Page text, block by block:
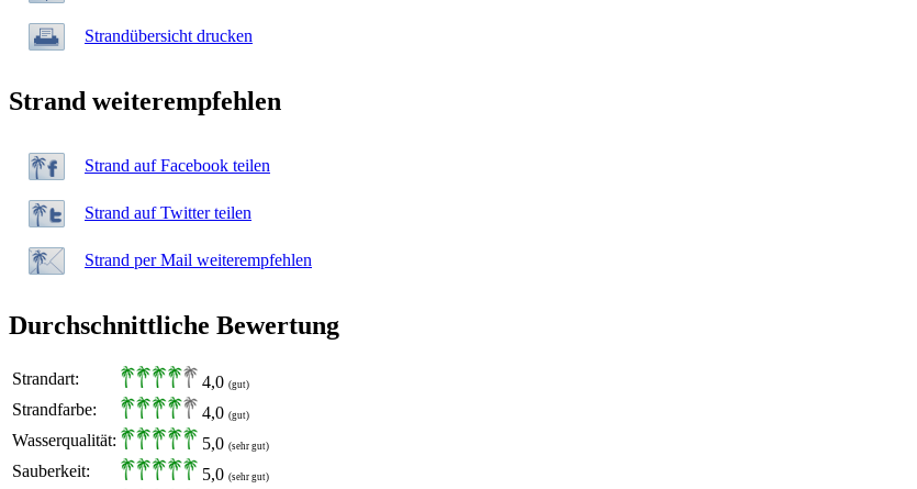
Strandübersicht drucken
Strand weiterempfehlen
Strand auf Facebook teilen
Strand auf Twitter teilen
Strand per Mail weiterempfehlen
Durchschnittliche Bewertung
Strandart: 4,0 (gut)
Strandfarbe: 4,0 (gut)
Wasserqualität: 5,0 (sehr gut)
Sauberkeit: 5,0 (sehr gut)